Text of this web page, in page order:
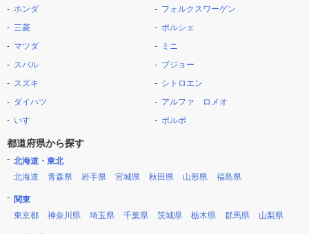
ホンダ
三菱
マツダ
スバル
スズキ
ダイハツ
いすゞ
フォルクスワーゲン
ポルシェ
ミニ
プジョー
シトロエン
アルファ ロメオ
ボルボ
都道府県から探す
北海道・東北
北海道
青森県 岩手県 宮城県 秋田県 山形県 福島県
関東
東京都
神奈川県 埼玉県 千葉県 茨城県 栃木県 群馬県 山梨県